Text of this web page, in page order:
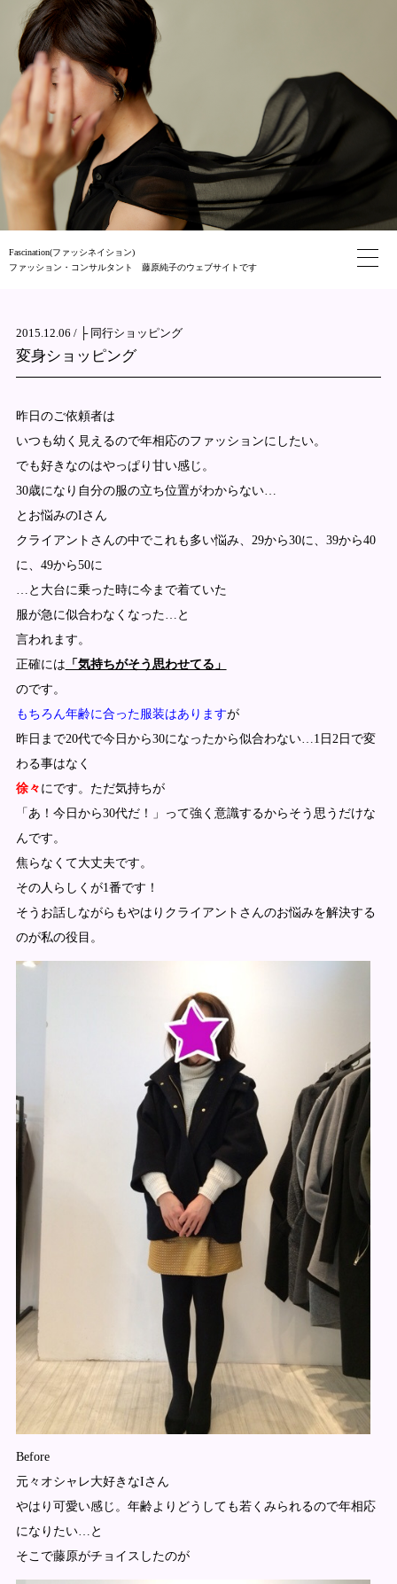
Fascination(ファッシネイション)
ファッション・コンサルタント 藤原純子のウェブサイトです
2015.12.06 / ├ 同行ショッピング
変身ショッピング
昨日のご依頼者は
いつも幼く見えるので年相応のファッションにしたい。
でも好きなのはやっぱり甘い感じ。
30歳になり自分の服の立ち位置がわからない…
とお悩みのIさん
クライアントさんの中でこれも多い悩み、29から30に、39から40
に、49から50に
…と大台に乗った時に今まで着ていた
服が急に似合わなくなった…と
言われます。
正確には 「気持ちがそう思わせてる」
のです。
もちろん年齢に合った服装はありますが
昨日まで20代で今日から30になったから似合わない…1日2日で変
わる事はなく
徐々 にです。ただ気持ちが
「あ！今日から30代だ！」って強く意識するからそう思うだけな
んです。
焦らなくて大丈夫です。
その人らしくが1番です！
そうお話しながらもやはりクライアントさんのお悩みを解決する
のが私の役目。
Before
元々オシャレ大好きなIさん
やはり可愛い感じ。年齢よりどうしても若くみられるので年相応
になりたい…と
そこで藤原がチョイスしたのが